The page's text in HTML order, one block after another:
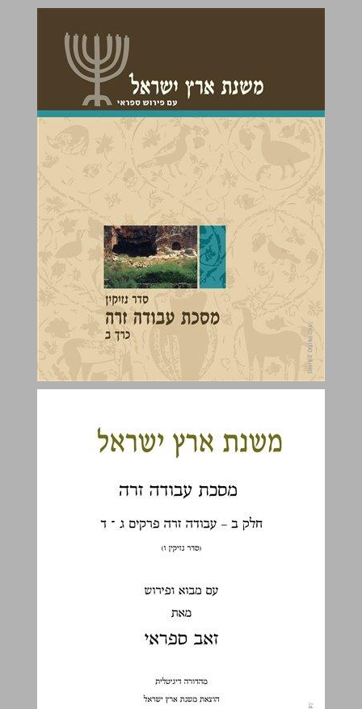
מסכת עבודה זרה כרך ב ... 0